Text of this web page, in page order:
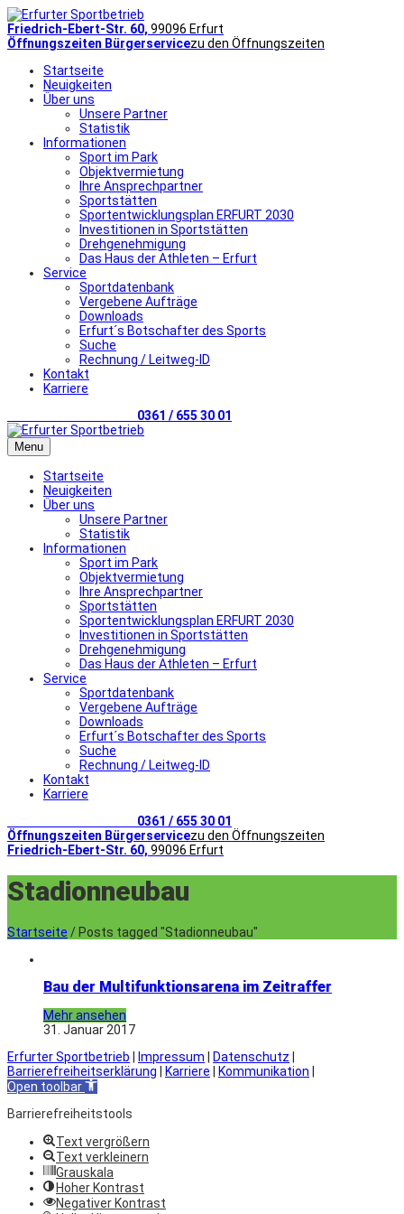
Friedrich-Ebert-Str. 60, 99096 Erfurt
Öffnungszeiten Bürgerservicezu den Öffnungszeiten
Startseite
Neuigkeiten
Über uns
Unsere Partner
Statistik
Informationen
Sport im Park
Objektvermietung
Ihre Ansprechpartner
Sportstätten
Sportentwicklungsplan ERFURT 2030
Investitionen in Sportstätten
Drehgenehmigung
Das Haus der Athleten – Erfurt
Service
Sportdatenbank
Vergebene Aufträge
Downloads
Erfurt´s Botschafter des Sports
Suche
Rechnung / Leitweg-ID
Kontakt
Karriere
0361 / 655 30 01
Menu
Startseite
Neuigkeiten
Über uns
Unsere Partner
Statistik
Informationen
Sport im Park
Objektvermietung
Ihre Ansprechpartner
Sportstätten
Sportentwicklungsplan ERFURT 2030
Investitionen in Sportstätten
Drehgenehmigung
Das Haus der Athleten – Erfurt
Service
Sportdatenbank
Vergebene Aufträge
Downloads
Erfurt´s Botschafter des Sports
Suche
Rechnung / Leitweg-ID
Kontakt
Karriere
0361 / 655 30 01
Öffnungszeiten Bürgerservicezu den Öffnungszeiten
Friedrich-Ebert-Str. 60, 99096 Erfurt
Stadionneubau
Startseite / Posts tagged "Stadionneubau"
Bau der Multifunktionsarena im Zeitraffer
Mehr ansehen
31. Januar 2017
Erfurter Sportbetrieb
Impressum Datenschutz
Barrierefreiheitserklärung
Karriere Kommunikation
Open toolbar
Barrierefreiheitstools
Text vergrößern
Text verkleinern
Grauskala
Hoher Kontrast
Negativer Kontrast